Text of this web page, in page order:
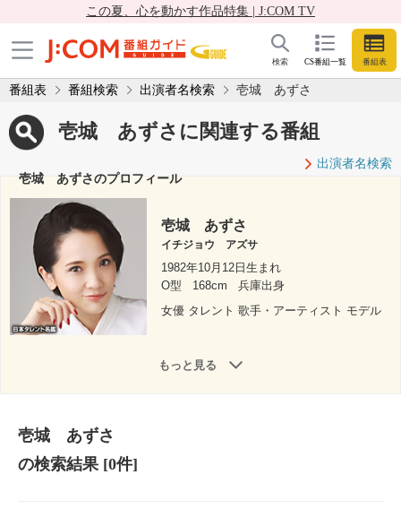
この夏、心を動かす作品特集 | J:COM TV
CS番組一覧 番組表
検索
番組表 番組検索 出演者名検索 壱城 あずさ
壱城 あずさに関連する番組
出演者名検索
壱城 あずさのプロフィール
壱城 あずさ
イチジョウ アズサ
1982年10月12日生まれ
O型
168cm
兵庫出身
女優 タレント 歌手・アーティスト モデル
もっと見る
壱城 あずさ
の検索結果[0件]